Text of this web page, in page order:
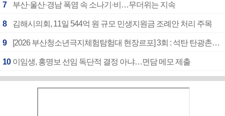
7 부산·울산·경남 폭염 속 소나기·비…무더위는 지속
8 김해시의회, 11일 544억 원 규모 민생지원금 조례안 처리 주목
9 [2026 부산청소년극지체험탐험대 현장르포] 3회 : 석탄 탄광촌에서 북극 연구의 중심지로
10 이임생, 홍명보 선임 독단적 결정 아냐…면담 메모 제출